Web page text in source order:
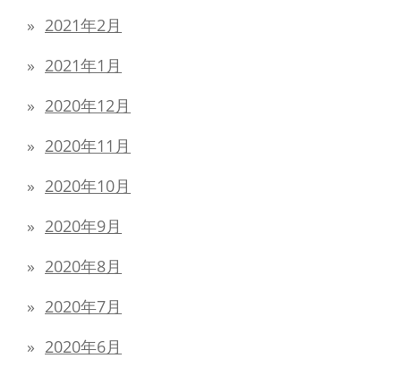
2021年2月
2021年1月
2020年12月
2020年11月
2020年10月
2020年9月
2020年8月
2020年7月
2020年6月